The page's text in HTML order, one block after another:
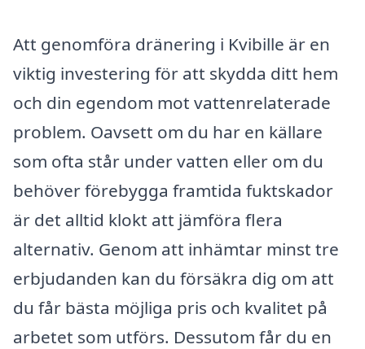
Att genomföra dränering i Kvibille är en
viktig investering för att skydda ditt hem
och din egendom mot vattenrelaterade
problem. Oavsett om du har en källare
som ofta står under vatten eller om du
behöver förebygga framtida fuktskador
är det alltid klokt att jämföra flera
alternativ. Genom att inhämtar minst tre
erbjudanden kan du försäkra dig om att
du får bästa möjliga pris och kvalitet på
arbetet som utförs. Dessutom får du en